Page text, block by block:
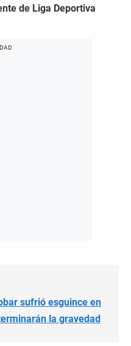
de Liga Deportiva
sufrió esguince en
la gravedad